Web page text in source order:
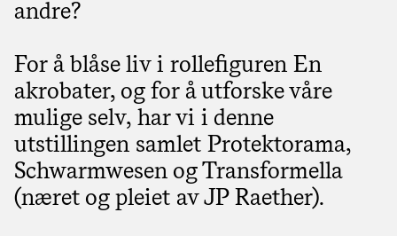
andre?
For å blåse liv i rollefiguren En
akrobater, og for å utforske våre
mulige selv, har vi i denne
utstillingen samlet Protektorama,
Schwarmwesen og Transformella
(næret og pleiet av JP Raether).